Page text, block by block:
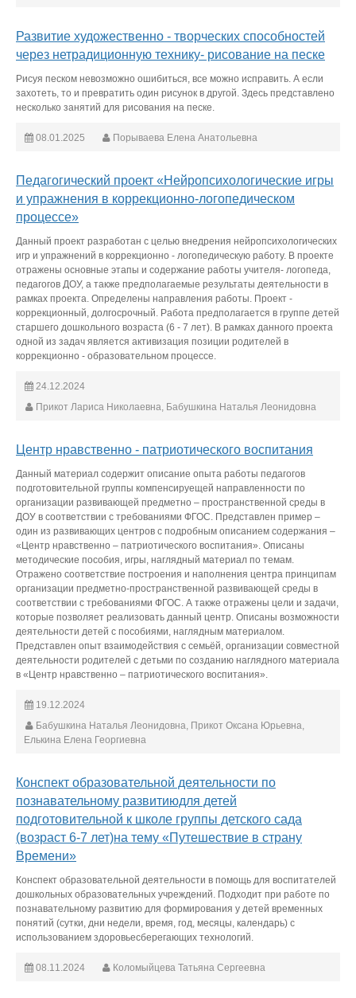
Развитие художественно - творческих способностей
через нетрадиционную технику- рисование на песке
Рисуя песком невозможно ошибиться, все можно исправить. А если
захотеть, то и превратить один рисунок в другой. Здесь представлено
несколько занятий для рисования на песке.
08.01.2025 Порываева Елена Анатольевна
Педагогический проект «Нейропсихологические игры
и упражнения в коррекционно-логопедическом
процессе»
Данный проект разработан с целью внедрения нейропсихологических
игр и упражнений в коррекционно - логопедическую работу. В проекте
отражены основные этапы и содержание работы учителя- логопеда,
педагогов ДОУ, а также предполагаемые результаты деятельности в
рамках проекта. Определены направления работы. Проект -
коррекционный, долгосрочный. Работа предполагается в группе детей
старшего дошкольного возраста (6 - 7 лет). В рамках данного проекта
одной из задач является активизация позиции родителей в
коррекционно - образовательном процессе.
24.12.2024
Прикот Лариса Николаевна, Бабушкина Наталья Леонидовна
Центр нравственно - патриотического воспитания
Данный материал содержит описание опыта работы педагогов
подготовительной группы компенсируещей направленности по
организации развивающей предметно – пространственной среды в
ДОУ в соответствии с требованиями ФГОС. Представлен пример –
один из развивающих центров с подробным описанием содержания –
«Центр нравственно – патриотического воспитания». Описаны
методические пособия, игры, наглядный материал по темам.
Отражено соответствие построения и наполнения центра принципам
организации предметно-пространственной развивающей среды в
соответствии с требованиями ФГОС. А также отражены цели и задачи,
которые позволяет реализовать данный центр. Описаны возможности
деятельности детей с пособиями, наглядным материалом.
Представлен опыт взаимодействия с семьёй, организации совместной
деятельности родителей с детьми по созданию наглядного материала
в «Центр нравственно – патриотического воспитания».
19.12.2024
Бабушкина Наталья Леонидовна, Прикот Оксана Юрьевна,
Елькина Елена Георгиевна
Конспект образовательной деятельности по
познавательному развитиюдля детей
подготовительной к школе группы детского сада
(возраст 6-7 лет)на тему «Путешествие в страну
Времени»
Конспект образовательной деятельности в помощь для воспитателей
дошкольных образовательных учреждений. Подходит при работе по
познавательному развитию для формирования у детей временных
понятий (сутки, дни недели, время, год, месяцы, календарь) с
использованием здоровьесберегающих технологий.
08.11.2024 Коломыйцева Татьяна Сергеевна